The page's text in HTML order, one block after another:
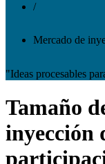
/
Mercado de
"Ideas procesables
Tamaño
inyección